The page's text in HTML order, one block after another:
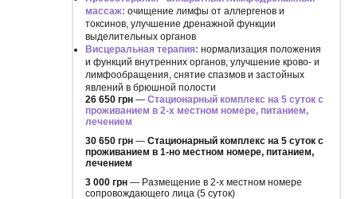
массаж: очищение лимфы от аллергенов и
токсинов, улучшение дренажной функции
выделительных органов
Висцеральная терапия: нормализация положения
и функций внутренних органов, улучшение крово- и
лимфообращения, снятие спазмов и застойных
явлений в брюшной полости
26 650 грн — Стационарный комплекс на 5 суток с
проживанием в 2-х местном номере, питанием,
лечением
30 650 грн — Стационарный комплекс на 5 суток с
проживанием в 1-но местном номере, питанием,
лечением
3 000 грн — Размещение в 2-х местном номере
сопровождающего лица (5 суток)